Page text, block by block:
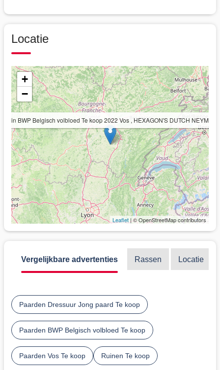
Locatie
Ruin BWP Belgisch volbloed Te koop 2022 Vos , HEXAGON'S DUTCH NEYMAN
+
−
Leaflet| © OpenStreetMap contributors
Vergelijkbare advertenties Rassen Locatie
Paarden Dressuur Jong paard Te koop
Paarden BWP Belgisch volbloed Te koop
Paarden Vos Te koop Ruinen Te koop